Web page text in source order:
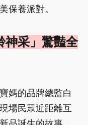
保養派對。
神采」驚豔全
媽的品牌總監白
場民眾近距離互